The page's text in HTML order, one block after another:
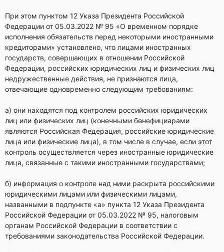
При этом пунктом 12 Указа Президента Российской
Федерации от 05.03.2022 № 95 «О временном порядке
исполнения обязательств перед некоторыми иностранными
кредиторами» установлено, что лицами иностранных
государств, совершающих в отношении Российской
Федерации, российских юридических лиц и физических лиц
недружественные действия, не признаются лица,
отвечающие одновременно следующим требованиям:
а) они находятся под контролем российских юридических
лиц или физических лиц (конечными бенефициарами
являются Российская Федерация, российские юридические
лица или физические лица), в том числе в случае, если этот
контроль осуществляется через иностранные юридические
лица, связанные с такими иностранными государствами;
б) информация о контроле над ними раскрыта российскими
юридическими лицами или физическими лицами,
названными в подпункте «а» пункта 12 Указа Президента
Российской Федерации от 05.03.2022 № 95, налоговым
органам Российской Федерации в соответствии с
требованиями законодательства Российской Федерации.